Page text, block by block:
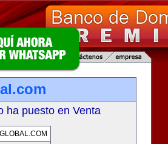
ha puesto en Venta